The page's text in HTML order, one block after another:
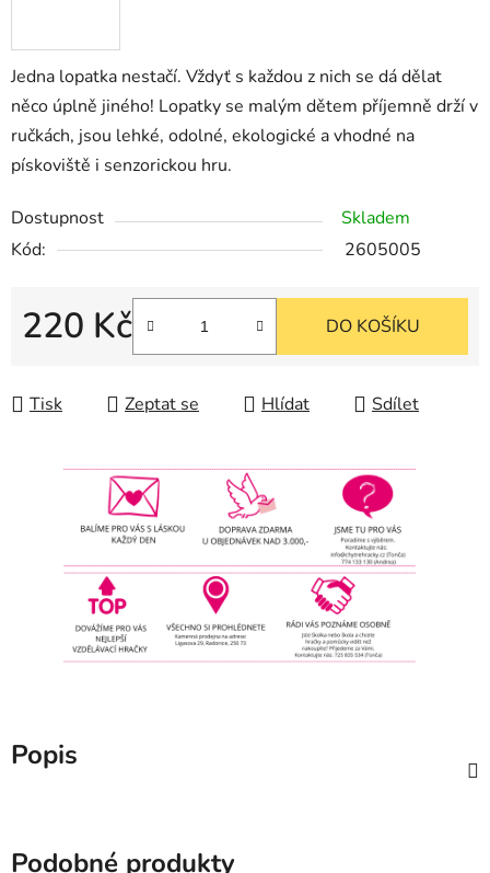
Jedna lopatka nestačí. Vždyť s každou z nich se dá dělat
něco úplně jiného! Lopatky se malým dětem příjemně drží v
ručkách, jsou lehké, odolné, ekologické a vhodné na
pískoviště i senzorickou hru.
Dostupnost
Skladem
Kód:
2605005
220 Kč DO KOŠÍKU
Tisk Zeptat se Hlídat Sdílet
Popis
Podobné produkty